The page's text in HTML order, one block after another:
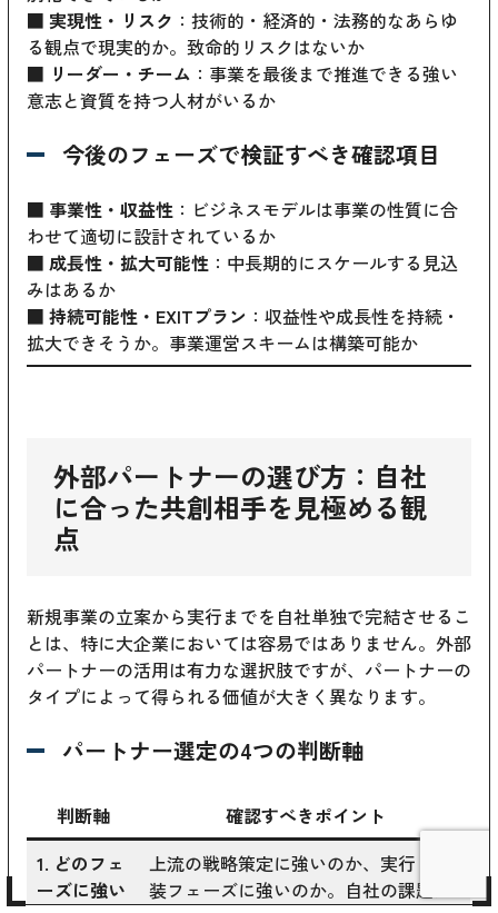
■ 実現性・リスク ：技術的・経済的・法務的なあらゆ
る観点で現実的か。致命的リスクはないか
■ リーダー・チーム ：事業を最後まで推進できる強い
意志と資質を持つ人材がいるか
今後のフェーズで検証すべき確認項目
■ 事業性・収益性 ：ビジネスモデルは事業の性質に合
わせて適切に設計されているか
■ 成長性・拡大可能性 ：中長期的にスケールする見込
みはあるか
■ 持続可能性・EXITプラン ：収益性や成長性を持続・
拡大できそうか。事業運営スキームは構築可能か
外部パートナーの選び方：自社
に合った共創相手を見極める観
点
新規事業の立案から実行までを自社単独で完結させるこ
とは、特に大企業においては容易ではありません。外部
パートナーの活用は有力な選択肢ですが、パートナーの
タイプによって得られる価値が大きく異なります。
パートナー選定の4つの判断軸
判断軸
確認すべきポイント
1. どのフェ
ーズに強い
上流の戦略策定に強いのか、実行・実
装フェーズに強いのか。自社の課題が